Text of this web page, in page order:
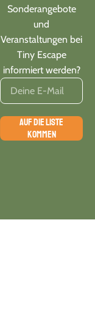
Sonderangebote
und
Veranstaltungen bei
Tiny Escape
informiert werden?
AUF DIE LISTE
KOMMEN